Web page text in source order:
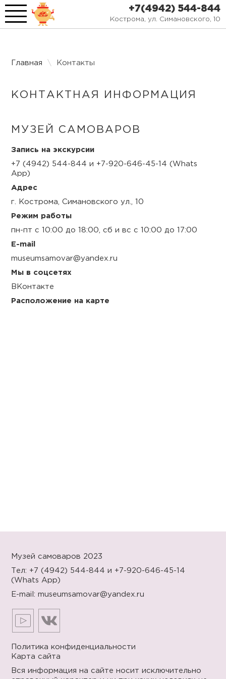
+7(4942) 544-844
Кострома, ул. Симановского, 10
Toggle
Navigation
О музее
Афиша
Фотогалерея
Главная \ Контакты
КОНТАКТНАЯ ИНФОРМАЦИЯ
МУЗЕЙ САМОВАРОВ
Запись на экскурсии
+7 (4942) 544-844 и +7-920-646-45-14 (Whats
App)
Адрес
г. Кострома, Симановского ул., 10
Режим работы
пн-пт с 10:00 до 18:00, сб и вс с 10:00 до 17:00
E-mail
museumsamovar@yandex.ru
Мы в соцсетях
ВКонтакте
Расположение на карте
Музей самоваров 2023
Тел: +7 (4942) 544-844 и +7-920-646-45-14
(Whats App)
E-mail:museumsamovar@yandex.ru
Политика конфиденциальности
Карта сайта
Вся информация на сайте носит исключительно